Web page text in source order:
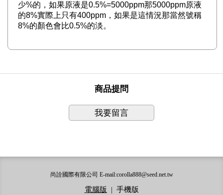
少%的，如果原液是0.5%=5000ppm那5000ppm原液
的8%實際上只有400ppm，如果是這情況那當然號稱
8%的顏色會比0.5%的淡。
商品提問
我要留言
尚詮國際有限公司 E-mail:corolla888@seed.net.tw
電腦版 | 手機版